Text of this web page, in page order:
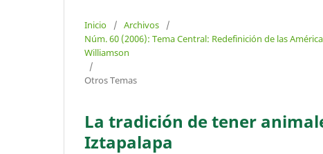
Inicio / Archivos
/
Núm. 60 (2006): Tema Central: Redefinición de las
Williamson
/
Otros Temas
La tradición de tener
Iztapalapa